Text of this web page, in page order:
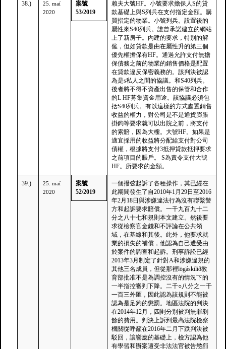
38.)
25. maí
2020
案號
53/2019
賴夫大號HF。小號要求擔保人S的貸
款基礎上與S列兵在支付指定金額。購
買指定的物業。小號列兵。設置後的
屬性來S40列兵。誰曾承諾建立的網站
上了新房子。內建的要求，特別的解
僱，但如貸款是由在屬性升的第三個
優先權擔保有HF。通過允許支付無擔
保債務之前的物業的銷售價格是配置
在貸款違反保密義務的。該判決被認
為是s私人之間的協議。和S40列兵。
後者將不得不資產出售的保管和合作
的L HF募集資金用途。該協議必須包
括S40列兵。有以這樣的方式處置銷售
收益的權力，對公司是不是通貨膨脹
掛鉤等要求就可以出院之前，將支付
的索賠，因為大樓。大號HF。如果是
適宜採用的收益將分配給支付對公司
債權，根據將支付3抵押貸款抵押要求
之前項目的賬戶。 S為責令支付大號
HF。所要求的金額。
39.)
25. maí
2020
案號
52/2019
一個撥弦起訴了各種操作，其已經在
此期間發生了自2010年1月29日至2016
年2月18日與涉嫌違法行為沒有聯繫警
方和起訴要求賠償。一千九百九十二
分之八十七和規則本文建立。然後要
求從檢察官金錢和不評論在公共領
域，在基線和其後。此外，他要求就
業的損失的補償，他認為自己遭受由
於案件的調查和起訴。刑事訴訟已經
2013年3月制定了針對A和涉嫌違規的
其他三名成員，但從那裡lögáskilið教
育部批准不是為調控沒有的情況下的
一半指控審判下降。二千○八分之一千
一百三外匯，因此認為該規則不能被
認為是足夠的懲罰。地區法院的判決
在2014年12月，四則分別被判無罪剩
餘的費用。判決上訴到最高法院檢察
機關從呼籲在2016年二月下跌判決被
駁回，讓響應的基礎上，檢方認為他
有學習和辦案遭受非法法官被告懲罰